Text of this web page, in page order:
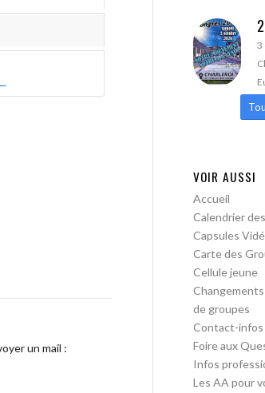
un mail :
3
VOIR AUSSI
Accueil
Calendrier
Capsules
Carte des
Cellule jeune
de groupes
Contact-infos
Foire aux
Infos
Les AA pour